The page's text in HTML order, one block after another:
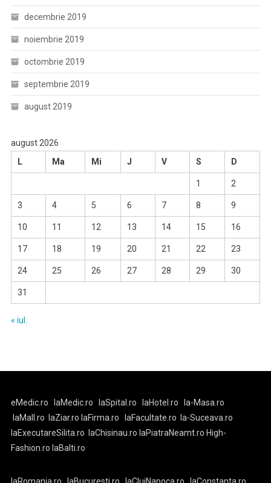
decembrie 2019
noiembrie 2019
octombrie 2019
septembrie 2019
august 2019
august 2026
L
Ma Mi J V S D
1 2
3 4 5 6 7 8 9
10 11 12 13 14 15 16
17 18 19 20 21 22 23
24 25 26 27 28 29 30
31
« iul.
eMedic.ro laMedic.ro laSpital.ro laHotel.ro
la-Masa.ro
laMall.ro
laZiar.ro laFirma.ro laFacultate.ro
la-Suceava.ro
laExecutareSilita.ro
laChisinau.ro laPiatraNeamt.ro High-
Fashion.ro laBalti.ro